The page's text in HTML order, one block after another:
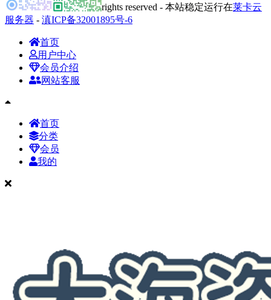
rights reserved - 本站稳定运行在莱卡云
服务器 - 滇ICP备32001895号-6
首页
用户中心
会员介绍
网站客服
首页
分类
会员
我的